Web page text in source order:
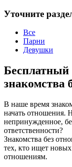
Уточните
Все
Парни
Девушки
Бесплатный
знакомства
В наше время
начать отношения.
непринужденное,
ответственности?
Знакомства без
тех, кто ищет
отношениям.